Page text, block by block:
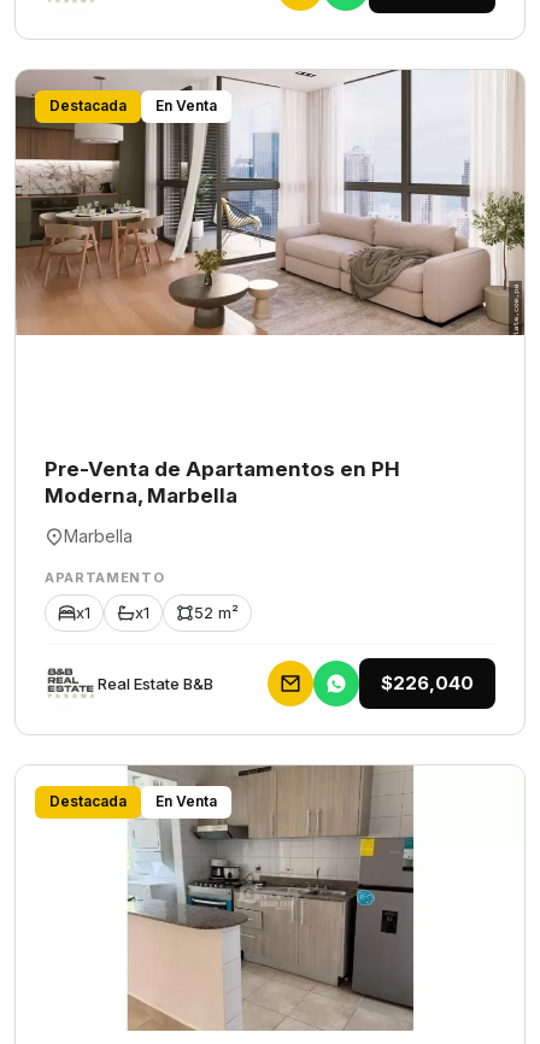
Destacada En Venta
Pre-Venta de Apartamentos en PH
Moderna, Marbella
Marbella
APARTAMENTO
x1 x1 52 m²
Rеаl Еstаtе В&В $226,040
Destacada En Venta